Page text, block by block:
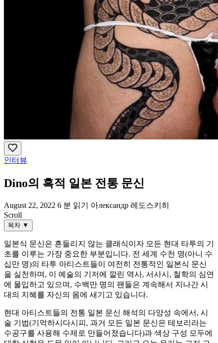
인터뷰
Dino의 흑적 일본 전통 문신
August 22, 2022 6 분 읽기
아лександр 레도스키히
Scroll
목차 ▼
일본식 문신은 흔들리지 않는 클래식이자 모든 현대 타투의 기
초를 이루는 가장 중요한 부분입니다. 전 세계 수천 명(아니 수
십만 명)의 타투 아티스트들이 여전히 전통적인 일본식 문신
을 실천하며, 이 예술의 기저에 깔린 역사, 서사시, 철학의 심연
에 몰입하고 있으며, 수백만 명의 팬들은 계속해서 지나간 시
대의 지혜를 자신의 몸에 새기고 있습니다.
현대 아티스트들의 전통 일본 문신 해석의 다양성 속에서, 시
술 기법(기억하시다시피, 과거 모든 일본 문신은 테보리라는
수공구를 사용해 수제로 만들어졌습니다)과 색상 구성 모두에